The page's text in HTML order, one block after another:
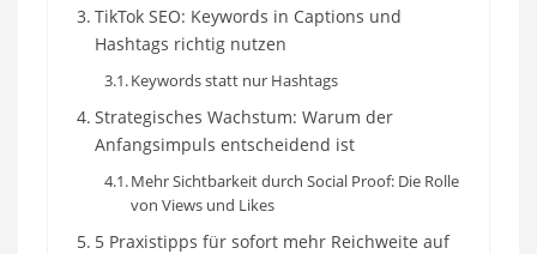
TikTok SEO: Keywords in Captions und
Hashtags richtig nutzen
Keywords statt nur Hashtags
Strategisches Wachstum: Warum der
Anfangsimpuls entscheidend ist
Mehr Sichtbarkeit durch Social Proof: Die Rolle
von Views und Likes
5 Praxistipps für sofort mehr Reichweite auf